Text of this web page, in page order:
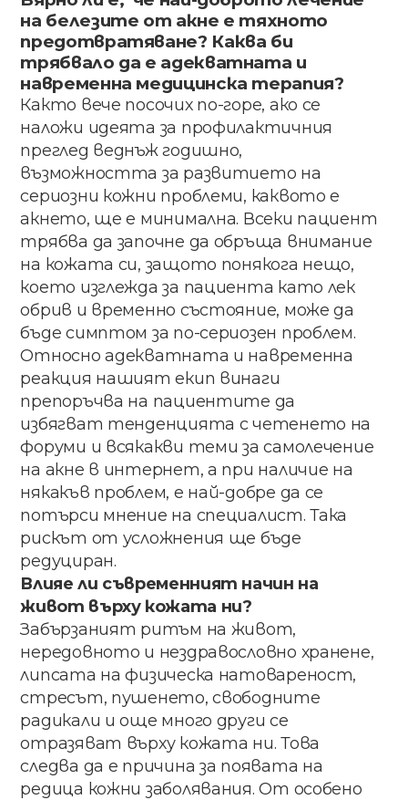
на​ белезите от​ акне​ e​ тяхното​
предотвратяване​? Каква​ би​ ​
трябвало​ ​да​ ​е​ ​адекватната​ ​и
навременна​ медицинска​ терапия​?
Както​ ​вече​ ​посочих​ ​по-горе, ​ако се​
наложи​ идеята​ за​ профилактичния​
преглед​ ​веднъж годишно,​ ​
възможността​ ​за​ ​развитието​ ​на
сериозни​ ​кожни​ ​проблеми,​ ​каквото​ ​е​ ​
акнето, ще​ е​ ​минимална.​ ​Всеки​ ​пациент​
​трябва​ ​да​ ​започне да​ ​обръща​ ​внимание​ ​
на​ ​кожата​ ​си,​ ​защото понякога​ ​нещо,​ ​
което​ ​изглежда​ ​за​ ​пациента като​ ​лек​ ​
обрив​ ​и​ ​временно​ ​състояние,​ ​може​ ​да
бъде​ симптом​ за​ по-сериозен проблем​.
Относно​ адекватната​ и​ навременна​ ​
реакция​ ​нашият екип​ ​винаги​ ​
препоръчва​ ​на​ ​пациентите​ ​да
избягват​ ​тенденцията​ ​с​ ​четенето​ ​на​ ​
форуми​ ​и всякакви​ ​теми​ ​за​ ​самолечение
на​ акне​ в интернет, а​ при​ наличие​ на​
някакъв проблем​, е​ най-добре​ ​да​ ​се​ ​
потърси​ ​мнение​ ​на​ ​специалист. Така​
рискът​ от​ усложнения​ ще​ бъде​
редуциран.
Влияе​ ​ли​ ​съвременният​ ​начин​ ​на​ ​
живот​ ​върху кожата ни​?
Забързаният ритъм на живот,
нередовното и нездравословно хранене,
липсата на физическа натовареност,
стресът, пушенето, свободните
радикали и още много други се
отразяват върху кожата ни. Това
следва да е причина за появата на
редица кожни заболявания. От особено